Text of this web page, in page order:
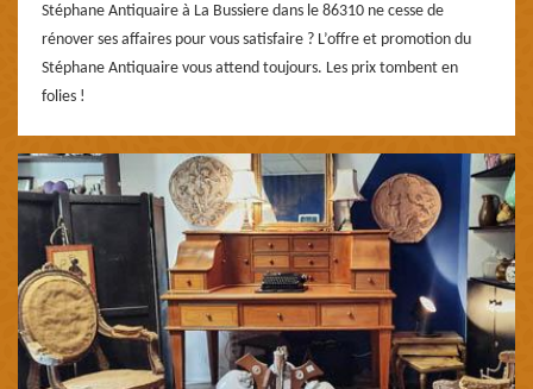
Stéphane Antiquaire à La Bussiere dans le 86310 ne cesse de
rénover ses affaires pour vous satisfaire ? L’offre et promotion du
Stéphane Antiquaire vous attend toujours. Les prix tombent en
folies !